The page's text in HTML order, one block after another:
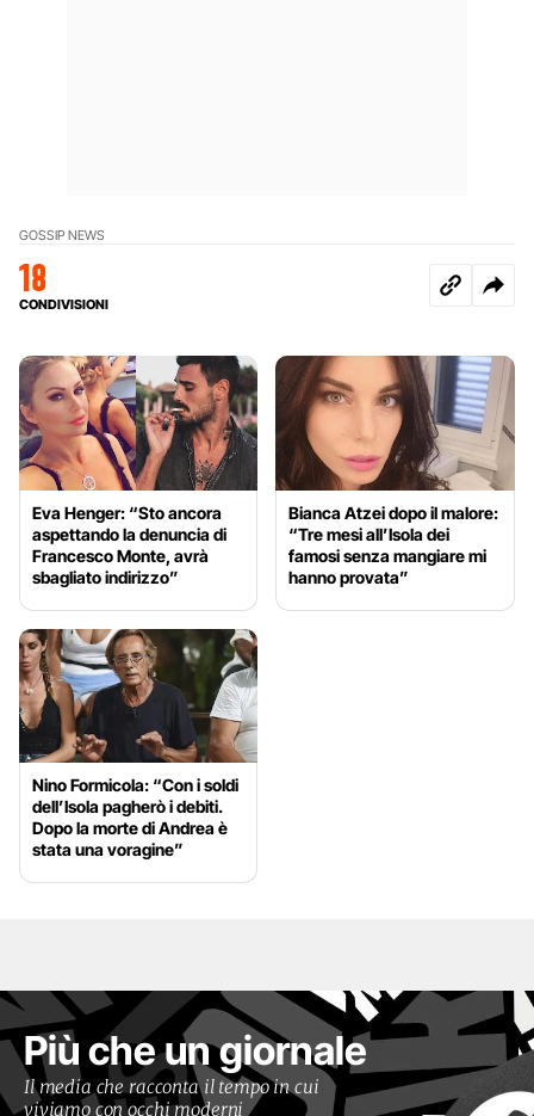
GOSSIP NEWS
18
CONDIVISIONI
Eva Henger: “Sto ancora
aspettando la denuncia di
Francesco Monte, avrà
sbagliato indirizzo”
Bianca Atzei dopo il malore:
“Tre mesi all’Isola dei
famosi senza mangiare mi
hanno provata”
Nino Formicola: “Con i soldi
dell’Isola pagherò i debiti.
Dopo la morte di Andrea è
stata una voragine”
Più che un giornale
Il media che racconta il tempo in cui
viviamo con occhi moderni